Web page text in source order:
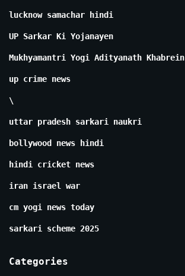
lucknow samachar hindi
UP Sarkar Ki Yojanayen
Mukhyamantri Yogi Adityanath Khabrein
up crime news
\
uttar pradesh sarkari naukri
bollywood news hindi
hindi cricket news
iran israel war
cm yogi news today
sarkari scheme 2025
Categories